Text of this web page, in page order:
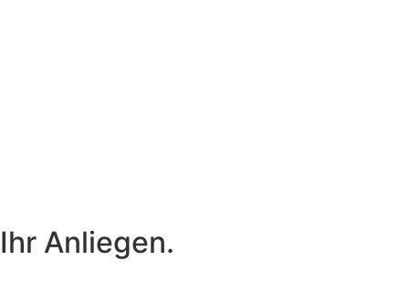
Ihr Anliegen.